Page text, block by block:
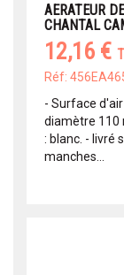
AERATEUR
CHANTAL
12,16 €
Réf:
- Surface
diamètre 110
: blanc. - livré
manches...